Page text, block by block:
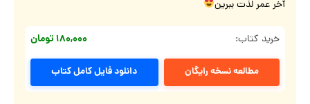
آخر عمر لذت ببرین
خرید کتاب: ۱۸۰,۰۰۰ تومان
مطالعه نسخه رایگان دانلود فایل کامل کتاب